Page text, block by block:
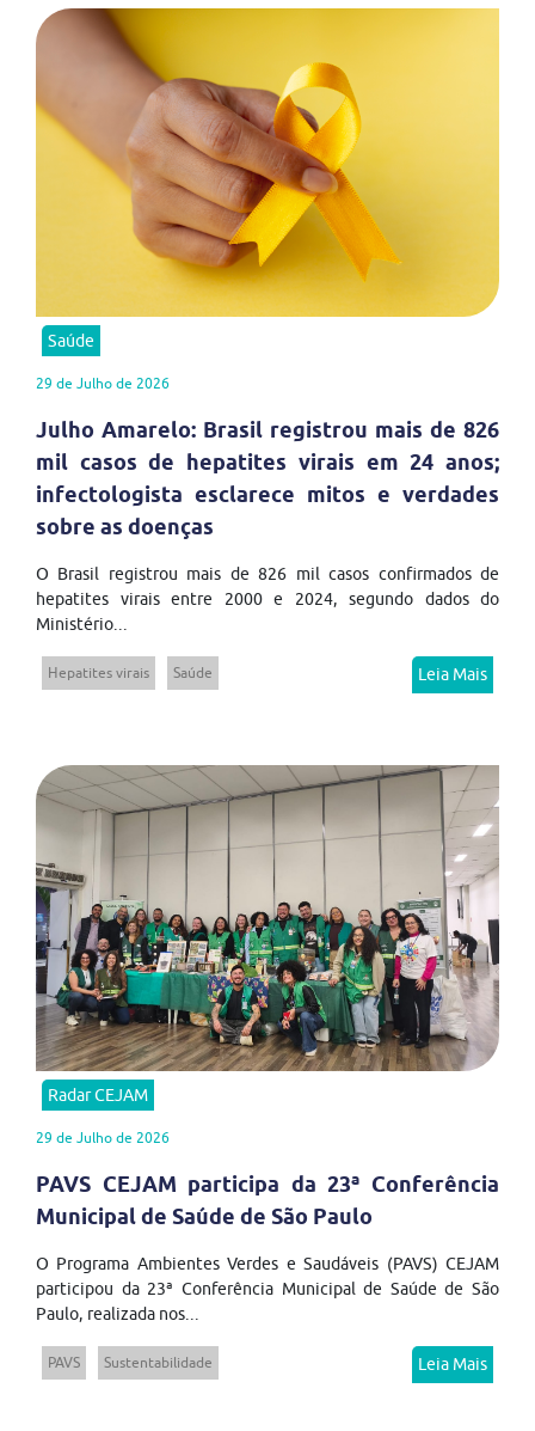
Saúde
29 de Julho de 2026
Julho Amarelo: Brasil registrou mais de 826
mil casos de hepatites virais em 24 anos;
infectologista esclarece mitos e verdades
sobre as doenças
O Brasil registrou mais de 826 mil casos confirmados de
hepatites virais entre 2000 e 2024, segundo dados do
Ministério...
Hepatites virais Saúde Leia Mais
Radar CEJAM
29 de Julho de 2026
PAVS CEJAM participa da 23ª Conferência
Municipal de Saúde de São Paulo
O Programa Ambientes Verdes e Saudáveis (PAVS) CEJAM
participou da 23ª Conferência Municipal de Saúde de São
Paulo, realizada nos...
PAVS Sustentabilidade Leia Mais